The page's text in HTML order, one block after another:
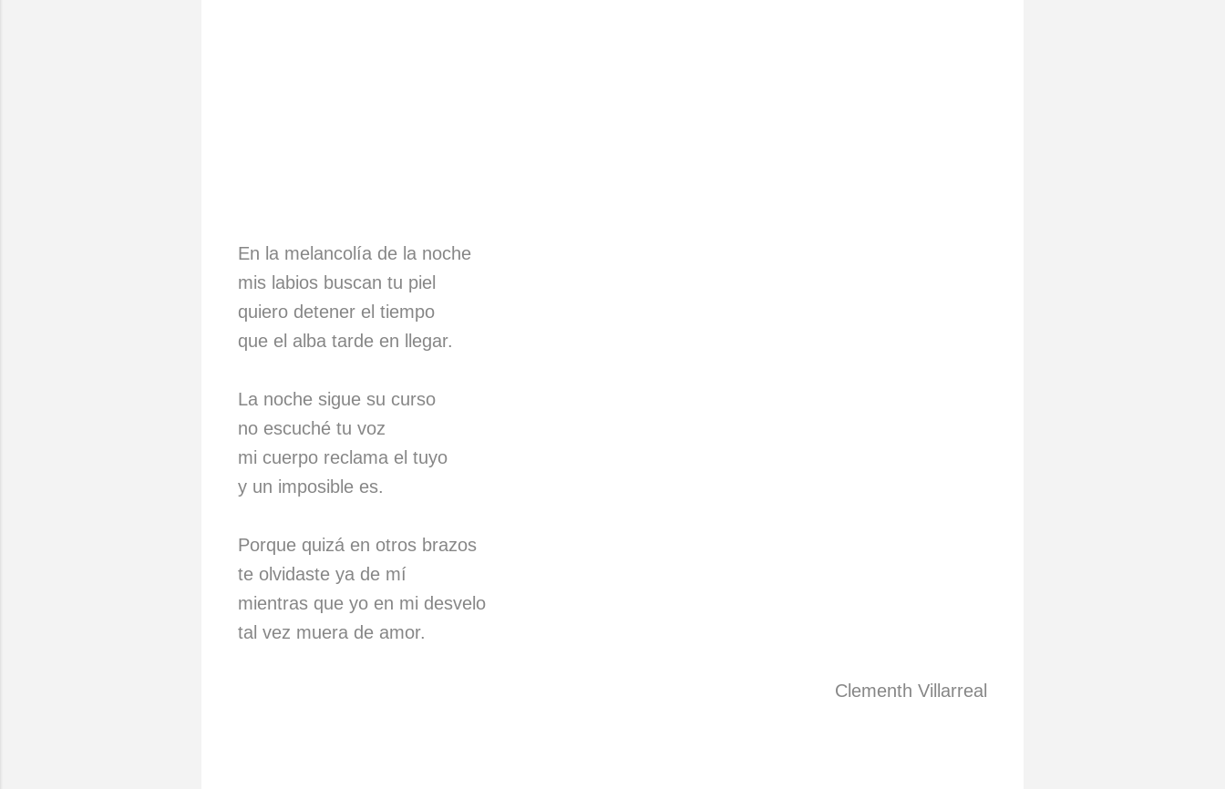
En la melancolía de la noche
mis labios buscan tu piel
quiero detener el tiempo
que el alba tarde en llegar.
La noche sigue su curso
no escuché tu voz
mi cuerpo reclama el tuyo
y un imposible es.
Porque quizá en otros brazos
te olvidaste ya de mí
mientras que yo en mi desvelo
tal vez muera de amor.
Clementh Villarreal